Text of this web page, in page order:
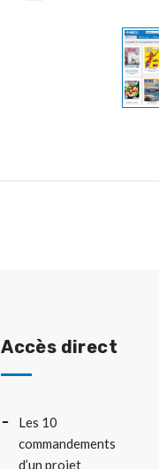
Accès direct
Les 10
commandements
d’un projet